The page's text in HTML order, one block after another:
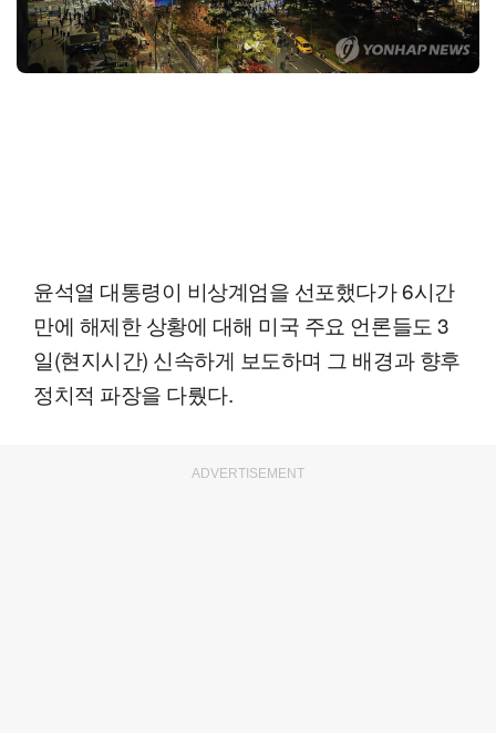
윤석열 대통령이 비상계엄을 선포했다가 6시간
만에 해제한 상황에 대해 미국 주요 언론들도 3
일(현지시간) 신속하게 보도하며 그 배경과 향후
정치적 파장을 다뤘다.
ADVERTISEMENT